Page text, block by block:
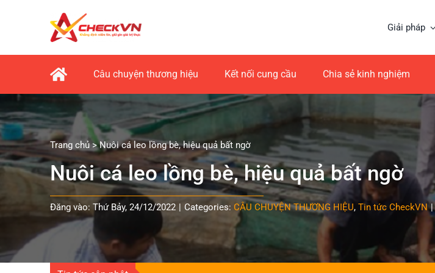
Giải pháp
Câu chuyện thương hiệu Kết nối cung cầu Chia sẻ kinh nghiệm
Trang chủ>Nuôi cá leo lồng bè, hiệu quả bất ngờ
Nuôi cá leo lồng bè, hiệu quả bất ngờ
Đăng vào: Thứ Bảy, 24/12/2022 | Categories: CÂU CHUYỆN THƯƠNG HIỆU, Tin tức CheckVN |